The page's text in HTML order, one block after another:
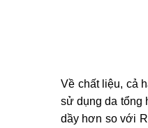
Về chất liệu, cả
sử dụng da tổng
dầy hơn so với